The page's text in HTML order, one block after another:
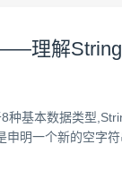
理解String
种基本数据类型
申明一个新的空字